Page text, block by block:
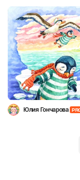
Юлия Гончарова